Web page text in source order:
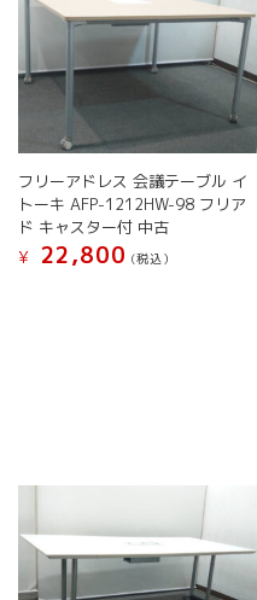
ま
フリーアドレス 会議テーブル イ
トーキ AFP-1212HW-98 フリア
ド キャスター付 中古
¥
22,800 (税込）